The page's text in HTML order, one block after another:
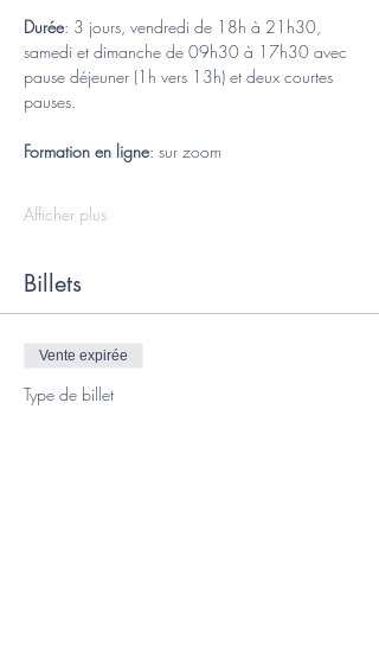
Durée: 3 jours, vendredi de 18h à 21h30,
samedi et dimanche de 09h30 à 17h30 avec
pause déjeuner (1h vers 13h) et deux courtes
pauses.
Formation en ligne: sur zoom
Afficher plus
Billets
Vente expirée
Type de billet